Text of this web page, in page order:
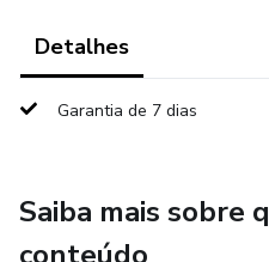
pode ser feito a mão
STUDIO disponível
NÃO MODIFICAMOS ARTE,
IDADE, NÃO
Detalhes
Garantia de 7 dias
Saiba mais sobre